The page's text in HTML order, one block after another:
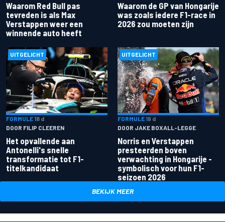
Waarom Red Bull pas
tevreden is als Max
Verstappen weer een
winnende auto heeft
Waarom de GP van Hongarije
was zoals iedere F1-race in
2026 zou moeten zijn
UITGELICHT
FORMULE 18 d
DOOR FILIP CLEEREN
Het opvallende aan
Antonelli's snelle
transformatie tot F1-
titelkandidaat
UITGELICHT
FORMULE 19 d
DOOR JAKE BOXALL-LEGGE
Norris en Verstappen
presteerden boven
verwachting in Hongarije -
symbolisch voor hun F1-
seizoen 2026
BEKIJK MEER